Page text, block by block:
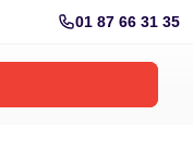
01 87 66 31 35